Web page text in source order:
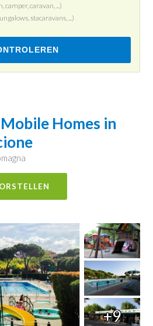
camper, caravan, ...)
stacaravans, ...)
Homes in
+9